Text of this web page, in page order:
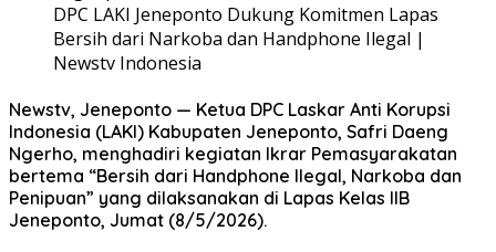
DPC LAKI Jeneponto Dukung Komitmen Lapas
Bersih dari Narkoba dan Handphone Ilegal |
Newstv Indonesia
Newstv, Jeneponto — Ketua DPC Laskar Anti Korupsi
Indonesia (LAKI) Kabupaten Jeneponto, Safri Daeng
Ngerho, menghadiri kegiatan Ikrar Pemasyarakatan
bertema “Bersih dari Handphone Ilegal, Narkoba dan
Penipuan” yang dilaksanakan di Lapas Kelas IIB
Jeneponto, Jumat (8/5/2026).